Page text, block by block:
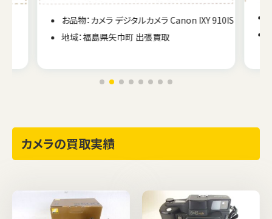
お品物：カメラ デジタルカメラ Canon IXY 910IS
地域：福島県矢巾町 出張買取
カメラの買取実績